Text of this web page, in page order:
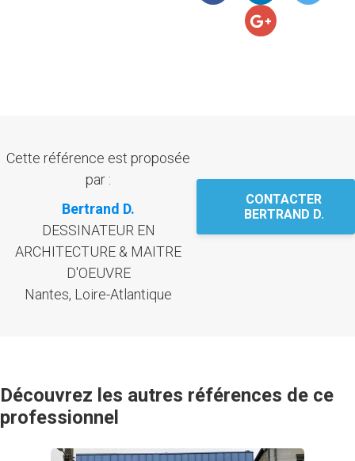
Cette référence est proposée
par :
Bertrand D.
DESSINATEUR EN
ARCHITECTURE & MAITRE
D'OEUVRE
Nantes, Loire-Atlantique
CONTACTER
BERTRAND D.
Découvrez les autres références de ce
professionnel